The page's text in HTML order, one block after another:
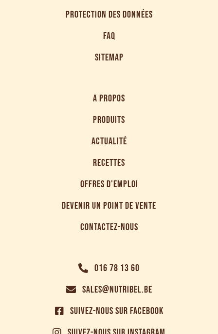
PROTECTION DES DONNÉES
FAQ
SITEMAP
A PROPOS
PRODUITS
ACTUALITÉ
RECETTES
OFFRES D'EMPLOI
DEVENIR UN POINT DE VENTE
CONTACTEZ-NOUS
016 78 13 60
SALES@NUTRIBEL.BE
SUIVEZ-NOUS SUR FACEBOOK